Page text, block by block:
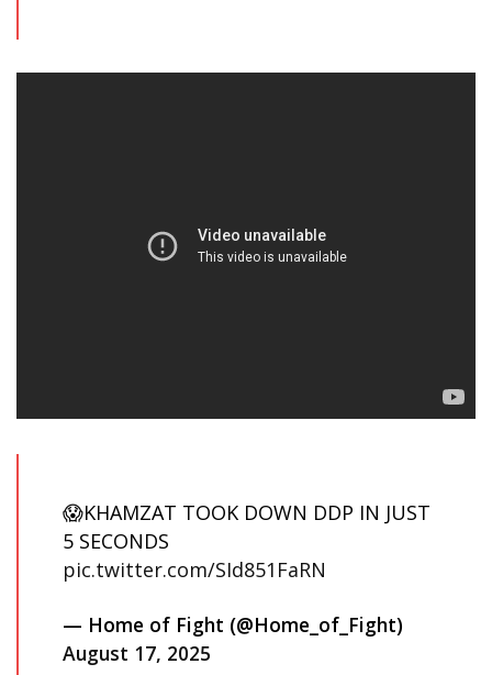
😱KHAMZAT TOOK DOWN DDP IN JUST
5 SECONDS
pic.twitter.com/SId851FaRN
— Home of Fight (@Home_of_Fight)
August 17, 2025